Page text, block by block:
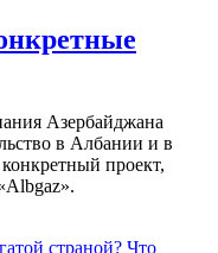
Азербайджана
в Албании и в
проект,